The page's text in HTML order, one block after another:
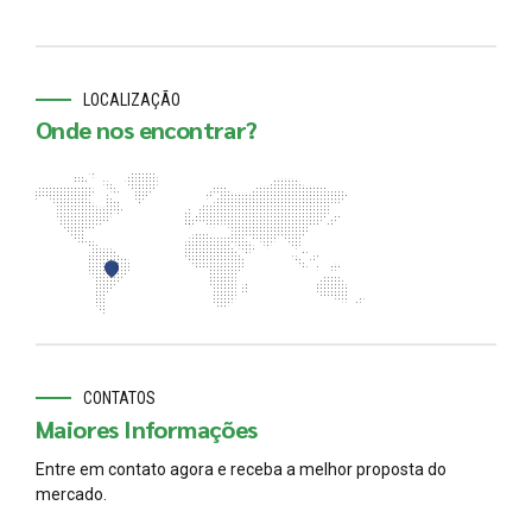
LOCALIZAÇÃO
Onde nos encontrar?
CONTATOS
Maiores Informações
Entre em contato agora e receba a melhor proposta do
mercado.